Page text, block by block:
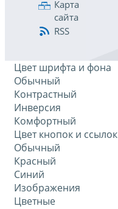
Карта
сайта
RSS
Цвет шрифта и фона
Обычный
Контрастный
Инверсия
Комфортный
Цвет кнопок и ссылок
Обычный
Красный
Синий
Изображения
Цветные